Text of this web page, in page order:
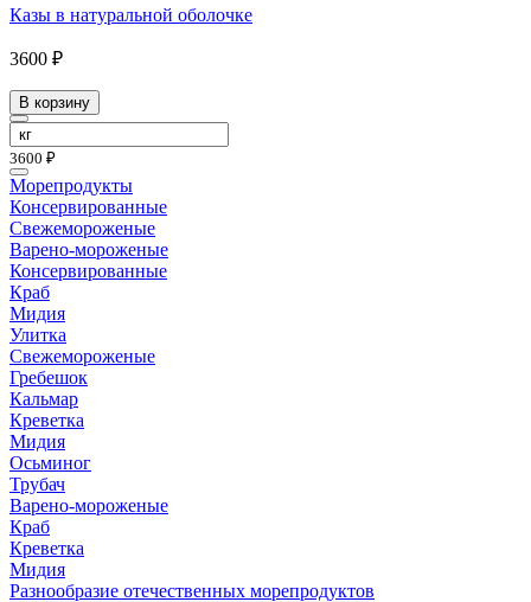
Казы в натуральной оболочке
3600 ₽
В корзину
3600 ₽
Морепродукты
Консервированные
Свежемороженые
Варено-мороженые
Консервированные
Краб
Мидия
Улитка
Свежемороженые
Гребешок
Кальмар
Креветка
Мидия
Осьминог
Трубач
Варено-мороженые
Краб
Креветка
Мидия
Разнообразие отечественных морепродуктов